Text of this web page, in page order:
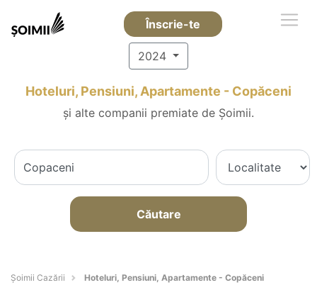
Înscrie-te
2024
Hoteluri, Pensiuni, Apartamente - Copăceni
și alte companii premiate de Șoimii.
Căutare
Șoimii Cazării Hoteluri, Pensiuni, Apartamente - Copăceni